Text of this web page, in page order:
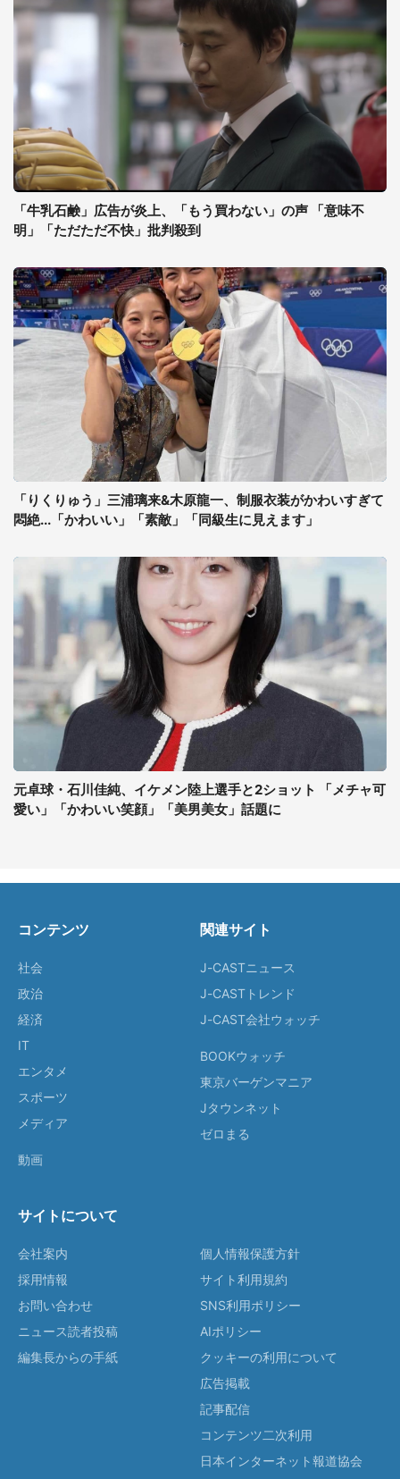
「牛乳石鹸」広告が炎上、「もう買わない」の声 「意味不
明」「ただただ不快」批判殺到
「りくりゅう」三浦璃来&木原龍一、制服衣装がかわいすぎて
悶絶...「かわいい」「素敵」「同級生に見えます」
元卓球・石川佳純、イケメン陸上選手と2ショット 「メチャ可
愛い」「かわいい笑顔」「美男美女」話題に
コンテンツ
社会
政治
経済
IT
エンタメ
スポーツ
メディア
動画
関連サイト
J-CASTニュース
J-CASTトレンド
J-CAST会社ウォッチ
BOOKウォッチ
東京バーゲンマニア
Jタウンネット
ゼロまる
サイトについて
会社案内
採用情報
お問い合わせ
ニュース読者投稿
編集長からの手紙
個人情報保護方針
サイト利用規約
SNS利用ポリシー
AIポリシー
クッキーの利用について
広告掲載
記事配信
コンテンツ二次利用
日本インターネット報道協会